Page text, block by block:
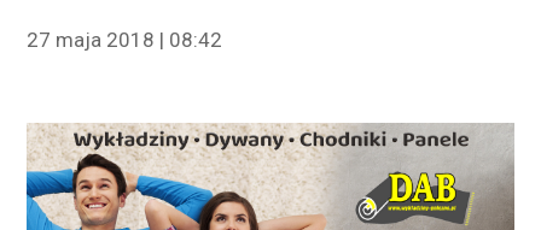
27 maja 2018 | 08:42